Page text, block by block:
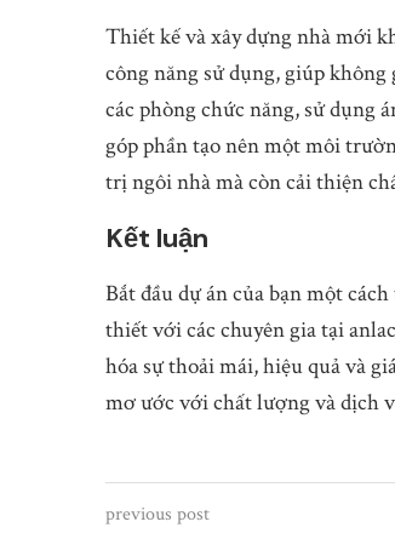
Thiết kế và xây dựng nhà mới
công năng sử dụng, giúp
các phòng chức năng, sử dụng
góp phần tạo nên một môi
trị ngôi nhà mà còn cải thiện
Kết luận
Bắt đầu dự án của bạn một
thiết với các chuyên gia tại
hóa sự thoải mái, hiệu quả và
mơ ước với chất lượng và dịch
previous post